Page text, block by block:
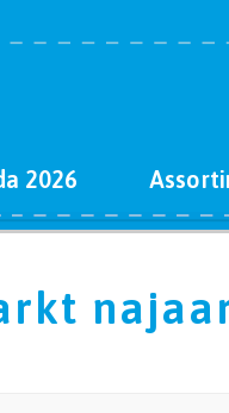
2026